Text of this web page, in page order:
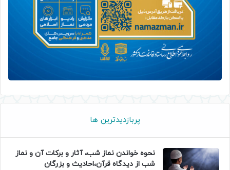
پربازدیدترین ها
نحوه خواندن نماز شب، آثار و برکات آن و نماز
شب از دیدگاه قرآن،احادیث و بزرگان